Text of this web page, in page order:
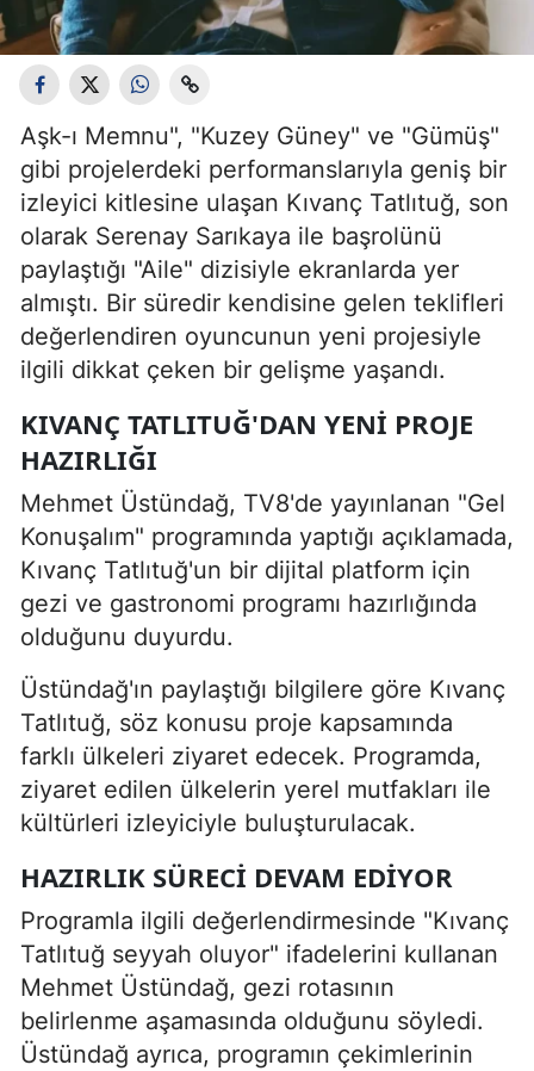
Aşk-ı Memnu", "Kuzey Güney" ve "Gümüş"
gibi projelerdeki performanslarıyla geniş bir
izleyici kitlesine ulaşan Kıvanç Tatlıtuğ, son
olarak Serenay Sarıkaya ile başrolünü
paylaştığı "Aile" dizisiyle ekranlarda yer
almıştı. Bir süredir kendisine gelen teklifleri
değerlendiren oyuncunun yeni projesiyle
ilgili dikkat çeken bir gelişme yaşandı.
KIVANÇ TATLITUĞ'DAN YENI PROJE
HAZIRLIĞI
Mehmet Üstündağ, TV8'de yayınlanan "Gel
Konuşalım" programında yaptığı açıklamada,
Kıvanç Tatlıtuğ'un bir dijital platform için
gezi ve gastronomi programı hazırlığında
olduğunu duyurdu.
Üstündağ'ın paylaştığı bilgilere göre Kıvanç
Tatlıtuğ, söz konusu proje kapsamında
farklı ülkeleri ziyaret edecek. Programda,
ziyaret edilen ülkelerin yerel mutfakları ile
kültürleri izleyiciyle buluşturulacak.
HAZIRLIK SÜRECI DEVAM EDIYOR
Programla ilgili değerlendirmesinde "Kıvanç
Tatlıtuğ seyyah oluyor" ifadelerini kullanan
Mehmet Üstündağ, gezi rotasının
belirlenme aşamasında olduğunu söyledi.
Üstündağ ayrıca, programın çekimlerinin